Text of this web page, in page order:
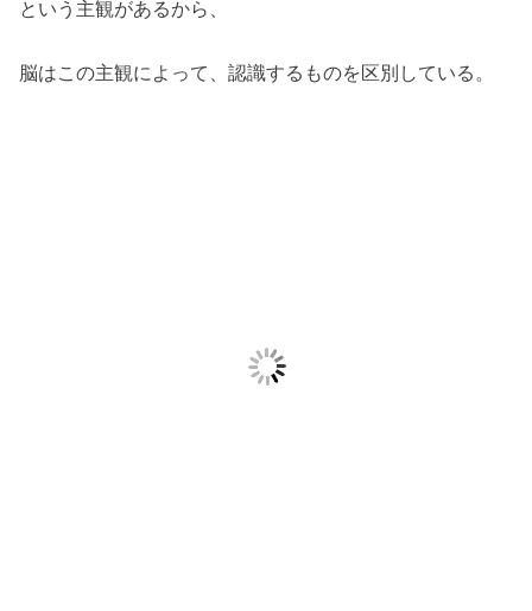
という主観があるから、
脳はこの主観によって、認識するものを区別している。